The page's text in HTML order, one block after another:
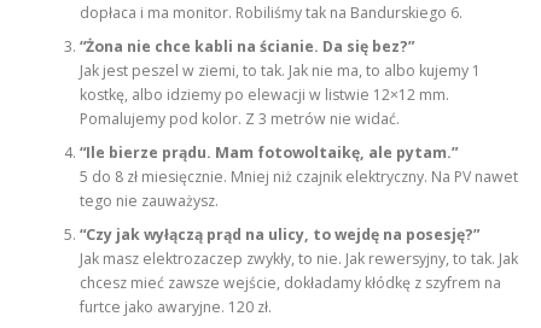
dopłaca i ma monitor. Robiliśmy tak na Bandurskiego 6.
“Żona nie chce kabli na ścianie. Da się bez?”
Jak jest peszel w ziemi, to tak. Jak nie ma, to albo kujemy 1
kostkę, albo idziemy po elewacji w listwie 12×12 mm.
Pomalujemy pod kolor. Z 3 metrów nie widać.
“Ile bierze prądu. Mam fotowoltaikę, ale pytam.”
5 do 8 zł miesięcznie. Mniej niż czajnik elektryczny. Na PV nawet
tego nie zauważysz.
“Czy jak wyłączą prąd na ulicy, to wejdę na posesję?”
Jak masz elektrozaczep zwykły, to nie. Jak rewersyjny, to tak. Jak
chcesz mieć zawsze wejście, dokładamy kłódkę z szyfrem na
furtce jako awaryjne. 120 zł.